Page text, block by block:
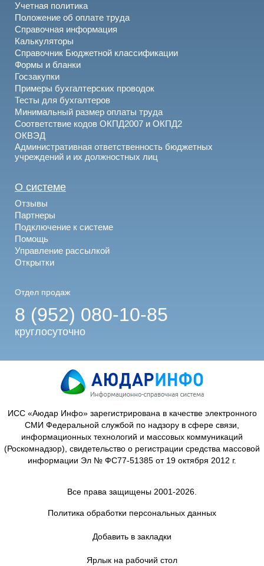
Учетная политика
Положение об оплате труда
Справочная информация
Калькуляторы
Справочник Бюджетной классификации
Формы и бланки
Госзакупки
Примеры бухгалтерских проводок
Тесты для бухгалтеров
Минимальный размер оплаты труда
Соответствие кодов ОКПД2007 и ОКПД2
ОКВЭД
Административная ответственность бюджетных
учреждений и их должностных лиц
О системе
Отзывы
Партнеры
Подключение к системе
Помощь
Управление рассылкой
Открытки
Отдел продаж
8 (952) 080-10-85
круглосуточно
ИСС «Аюдар Инфо» зарегистрирована в качестве электронного
СМИ Федеральной службой по надзору в сфере связи,
информационных технологий и массовых коммуникаций
(Роскомнадзор), свидетельство о регистрации средства массовой
информации Эл № ФС77-51385 от 19 октября 2012 г.
Все права защищены 2001-2026.
Политика обработки персональных данных
Добавить в закладки
Ярлык на рабочий стол